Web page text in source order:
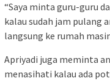
“Saya minta guru-guru
kalau sudah jam pulang
langsung ke rumah
Apriyadi juga meminta
menasihati kalau ada